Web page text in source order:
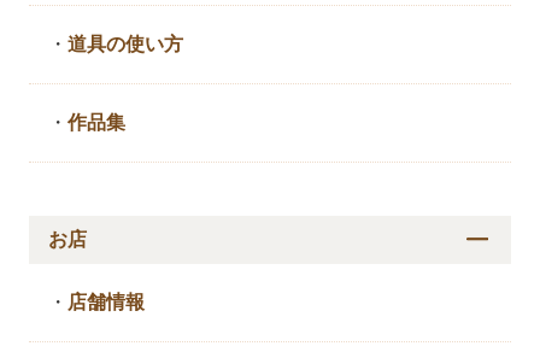
・道具の使い方
・作品集
お店
・ 店舗情報